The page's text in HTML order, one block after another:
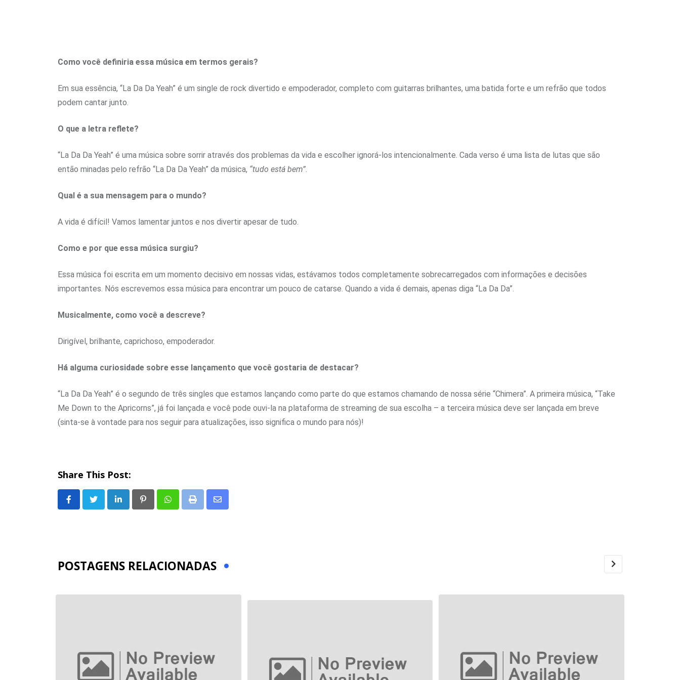
Como você definiria essa música em termos gerais?
Em sua essência, “La Da Da Yeah” é um single de rock divertido e empoderador, completo com guitarras brilhantes, uma batida forte e um refrão que todos
podem cantar junto.
O que a letra reflete?
“La Da Da Yeah” é uma música sobre sorrir através dos problemas da vida e escolher ignorá-los intencionalmente. Cada verso é uma lista de lutas que são
então minadas pelo refrão “La Da Da Yeah” da música, “tudo está bem”
Qual é a sua mensagem para o mundo?
A vida é difícil! Vamos lamentar juntos e nos divertir apesar de tudo.
Como e por que essa música surgiu?
Essa música foi escrita em um momento decisivo em nossas vidas, estávamos todos completamente sobrecarregados com informações e decisões
importantes. Nós escrevemos essa música para encontrar um pouco de catarse. Quando a vida é demais, apenas diga “La Da Da”.
Musicalmente, como você a descreve?
Dirigível, brilhante, caprichoso, empoderador.
Há alguma curiosidade sobre esse lançamento que você gostaria de destacar?
“La Da Da Yeah” é o segundo de três singles que estamos lançando como parte do que estamos chamando de nossa série “Chimera”. A primeira música, “Take
Me Down to the Apricorns”, já foi lançada e você pode ouvi-la na plataforma de streaming de sua escolha – a terceira música deve ser lançada em breve
(sinta-se à vontade para nos seguir para atualizações, isso significa o mundo para nós)!
Share This Post:
LinkedIn PinterestWhatsappPrint
Share
POSTAGENS RELACIONADAS